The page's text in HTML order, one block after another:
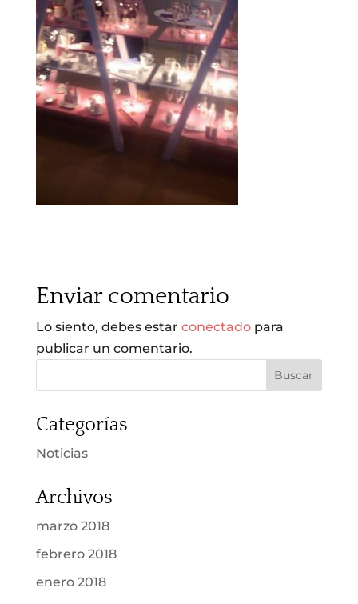
Enviar comentario
Lo siento, debes estar conectadopara
publicar un comentario.
Categorías
Noticias
Archivos
marzo 2018
febrero 2018
enero 2018